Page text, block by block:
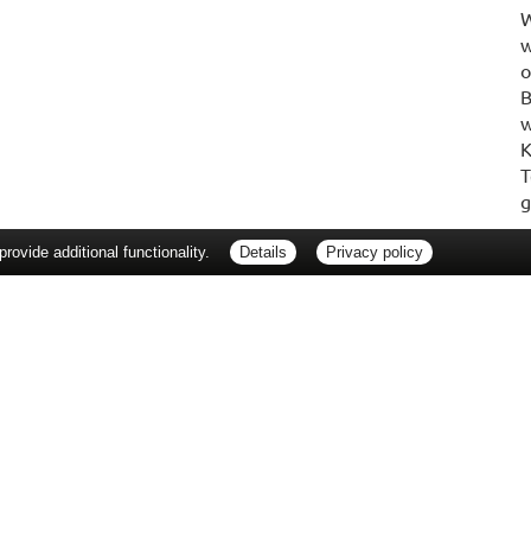
additional functionality. Details Privacy policy